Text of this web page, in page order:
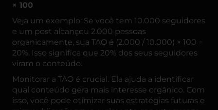
× 100
Veja um exemplo: Se você tem 10.000 seguidores
e um post alcançou 2.000 pessoas
organicamente, sua TAO é (2.000 / 10.000) × 100 =
20%. Isso significa que 20% dos seus seguidores
viram o conteúdo.
Monitorar a TAO é crucial. Ela ajuda a identificar
qual conteúdo gera mais interesse orgânico. Com
isso, você pode otimizar suas estratégias futuras e